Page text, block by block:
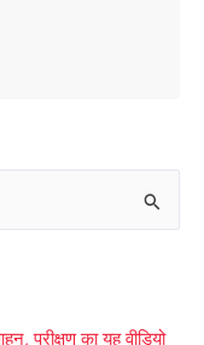
परीक्षण का यह वीडियो